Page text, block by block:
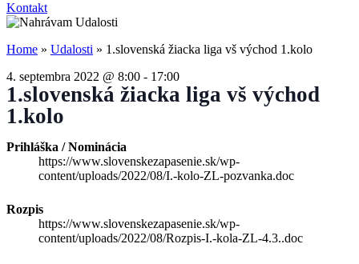
Kontakt
Home » Udalosti » 1.slovenská žiacka liga vš východ 1.kolo
4. septembra 2022 @ 8:00 - 17:00
1.slovenská žiacka liga vš východ
1.kolo
Prihláška / Nominácia
https://www.slovenskezapasenie.sk/wp-
content/uploads/2022/08/I.-kolo-ZL-pozvanka.doc
Rozpis
https://www.slovenskezapasenie.sk/wp-
content/uploads/2022/08/Rozpis-I.-kola-ZL-4.3..doc